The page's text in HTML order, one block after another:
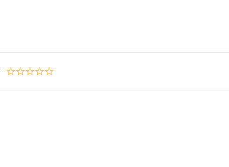
0.0 star rating